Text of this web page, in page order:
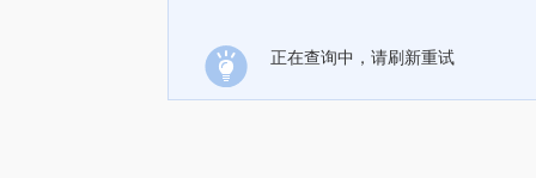
正在查询中，请刷新重试